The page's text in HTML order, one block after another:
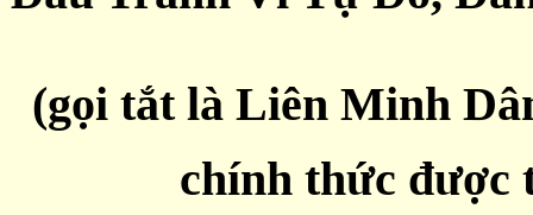
(gọi tắt là Liên Minh
chính thức được